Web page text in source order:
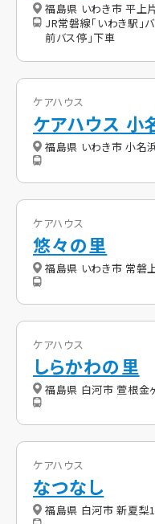
福島県 いわき市 平上
JR常磐線「いわき駅
前バス停」下車
ケアハウス
ケアハウス 小
福島県 いわき市 小名
ケアハウス
悠々の里
福島県 いわき市 常磐
ケアハウス
しらかわの里
福島県 白河市 萱根金
ケアハウス
なつなし
福島県 白河市 新夏梨